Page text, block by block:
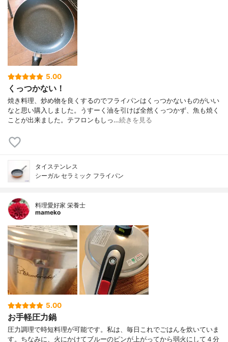
5.00
くっつかない！
焼き料理、炒め物を良くするのでフライパンはくっつかないものがいい
なと思い購入しました。うすーく油を引けば全然くっつかず、魚も焼く
ことが出来ました。テフロンもしっ…続きを見る
タイステンレス
シーガル セラミック フライパン
料理愛好家 栄養士
mameko
5.00
お手軽圧力鍋
圧力調理で時短料理が可能です。私は、毎日これでごはんを炊いていま
す。ちなみに、火にかけてブルーのピンが上がってから弱火にして４分